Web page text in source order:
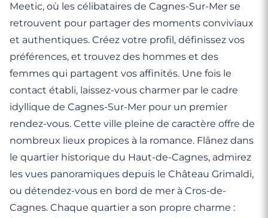
Meetic, où les célibataires de Cagnes-Sur-Mer se
retrouvent pour partager des moments conviviaux
et authentiques. Créez votre profil, définissez vos
préférences, et trouvez des hommes et des
femmes qui partagent vos affinités. Une fois le
contact établi, laissez-vous charmer par le cadre
idyllique de Cagnes-Sur-Mer pour un premier
rendez-vous. Cette ville pleine de caractère offre de
nombreux lieux propices à la romance. Flânez dans
le quartier historique du Haut-de-Cagnes, admirez
les vues panoramiques depuis le Château Grimaldi,
ou détendez-vous en bord de mer à Cros-de-
Cagnes. Chaque quartier a son propre charme :